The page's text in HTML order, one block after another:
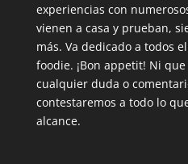
experiencias con
vienen a casa y prueban,
más. Va dedicado a todos
foodie. ¡Bon appetit! Ni
cualquier duda o
contestaremos a todo lo
alcance.